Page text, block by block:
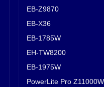
EB-Z9870
EB-X36
EB-1785W
EH-TW8200
EB-1975W
PowerLite Pro